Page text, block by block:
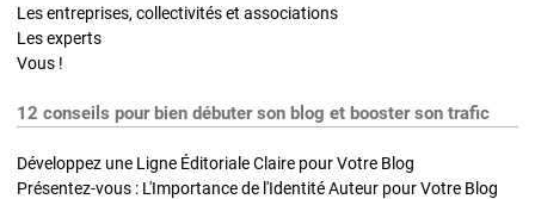
Les entreprises, collectivités et associations
Les experts
Vous !
12 conseils pour bien débuter son blog et booster son trafic
Développez une Ligne Éditoriale Claire pour Votre Blog
Présentez-vous : L'Importance de l'Identité Auteur pour Votre Blog